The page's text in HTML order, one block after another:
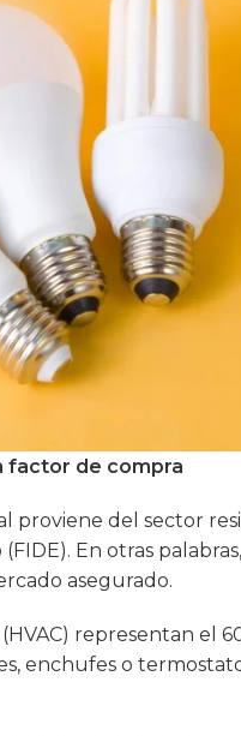
factor de compra
proviene del sector
En otras
asegurado.
(HVAC) representan
enchufes o